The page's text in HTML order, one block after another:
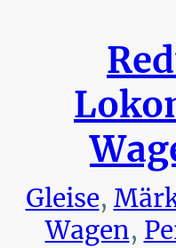
Gleise,
Wagen,